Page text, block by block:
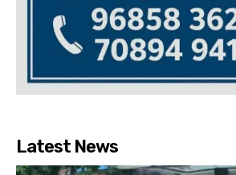
Latest News